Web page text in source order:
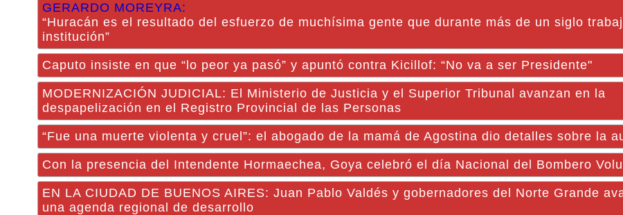
GERARDO MOREYRA:
“Huracán es el resultado del esfuerzo de muchísima gente que durante más de un siglo
institución”
Caputo insiste en que “lo peor ya pasó” y apuntó contra Kicillof: “No va a ser Presidente"
MODERNIZACIÓN JUDICIAL: El Ministerio de Justicia y el Superior Tribunal avanzan en la
despapelización en el Registro Provincial de las Personas
“Fue una muerte violenta y cruel”: el abogado de la mamá de Agostina dio detalles sobre la
Con la presencia del Intendente Hormaechea, Goya celebró el día Nacional del Bombero
EN LA CIUDAD DE BUENOS AIRES: Juan Pablo Valdés y gobernadores del Norte Grande
una agenda regional de desarrollo